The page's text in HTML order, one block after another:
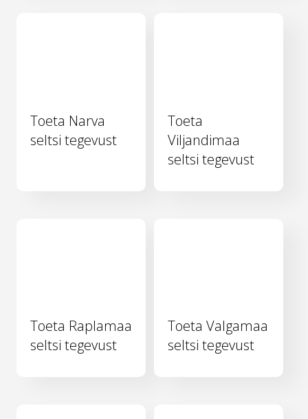
Toeta Narva
seltsi tegevust
Toeta
Viljandimaa
seltsi tegevust
Toeta Raplamaa
seltsi tegevust
Toeta Valgamaa
seltsi tegevust